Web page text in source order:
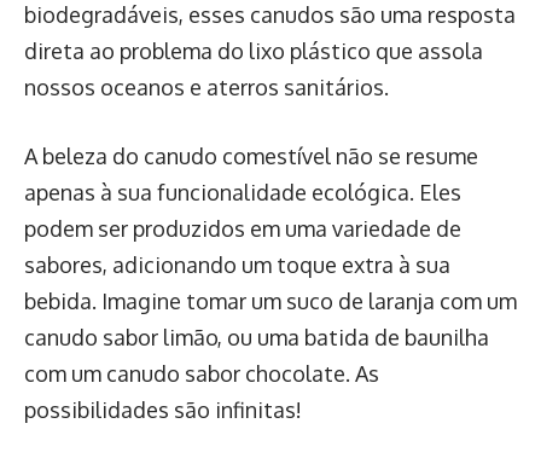
biodegradáveis, esses canudos são uma resposta
direta ao problema do lixo plástico que assola
nossos oceanos e aterros sanitários.
A beleza do canudo comestível não se resume
apenas à sua funcionalidade ecológica. Eles
podem ser produzidos em uma variedade de
sabores, adicionando um toque extra à sua
bebida. Imagine tomar um suco de laranja com um
canudo sabor limão, ou uma batida de baunilha
com um canudo sabor chocolate. As
possibilidades são infinitas!